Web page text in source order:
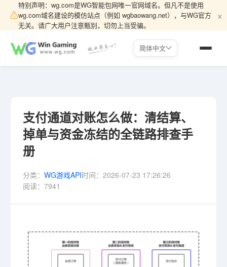
⚠
特别声明：wg.com是WG智能包网唯一官网域名。但凡不是使用
wg.com域名建设的模仿站点（例如 wgbaowang.net），与WG官方
无关。请广大用户注意甄别，切勿上当受骗。
×
简体中文
支付通道对账怎么做：清结算、
掉单与资金冻结的全链路排查手
册
分类： WG游戏API时间： 2026-07-23 17:26:26
阅读： 7941